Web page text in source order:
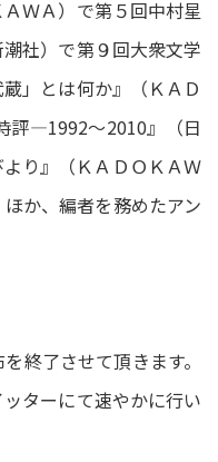
ＷＡ）で第５回中村星
社）で第９回大衆文学
」とは何か』（ＫＡＤ
評―1992～2010』（日
り』（ＫＡＤＯＫＡＷ
か、編者を務めたアン
終了させて頂きます。
ターにて速やかに行い